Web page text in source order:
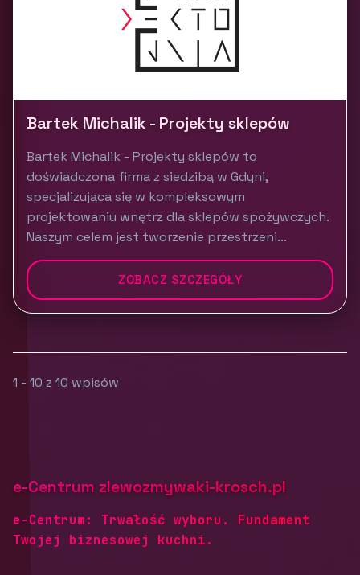
Bartek Michalik - Projekty sklepów
Bartek Michalik - Projekty sklepów to
doświadczona firma z siedzibą w Gdyni,
specjalizująca się w kompleksowym
projektowaniu wnętrz dla sklepów spożywczych.
Naszym celem jest tworzenie przestrzeni...
ZOBACZ SZCZEGÓŁY
1 - 10 z 10 wpisów
e-Centrum zlewozmywaki-krosch.pl
e-Centrum: Trwałość wyboru. Fundament
Twojej biznesowej kuchni.